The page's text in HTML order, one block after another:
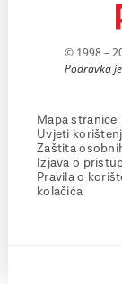
© 1998 –
Podravka
Mapa stranice
Uvjeti
Zaštita
Izjava o
Pravila o
kolačića